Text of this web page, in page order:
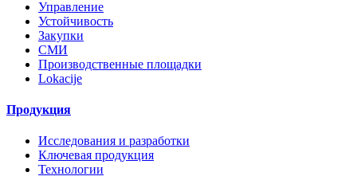
Управление
Устойчивость
Закупки
СМИ
Производственные площадки
Lokacije
Продукция
Исследования и разработки
Ключевая продукция
Технологии